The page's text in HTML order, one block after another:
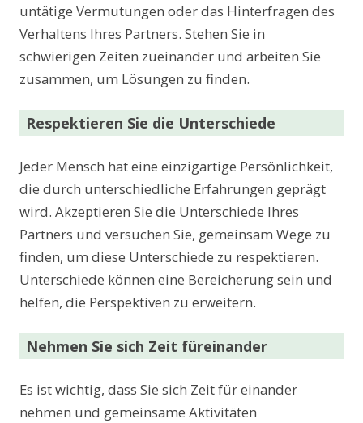
untätige Vermutungen oder das Hinterfragen des
Verhaltens Ihres Partners. Stehen Sie in
schwierigen Zeiten zueinander und arbeiten Sie
zusammen, um Lösungen zu finden.
Respektieren Sie die Unterschiede
Jeder Mensch hat eine einzigartige Persönlichkeit,
die durch unterschiedliche Erfahrungen geprägt
wird. Akzeptieren Sie die Unterschiede Ihres
Partners und versuchen Sie, gemeinsam Wege zu
finden, um diese Unterschiede zu respektieren.
Unterschiede können eine Bereicherung sein und
helfen, die Perspektiven zu erweitern.
Nehmen Sie sich Zeit füreinander
Es ist wichtig, dass Sie sich Zeit für einander
nehmen und gemeinsame Aktivitäten